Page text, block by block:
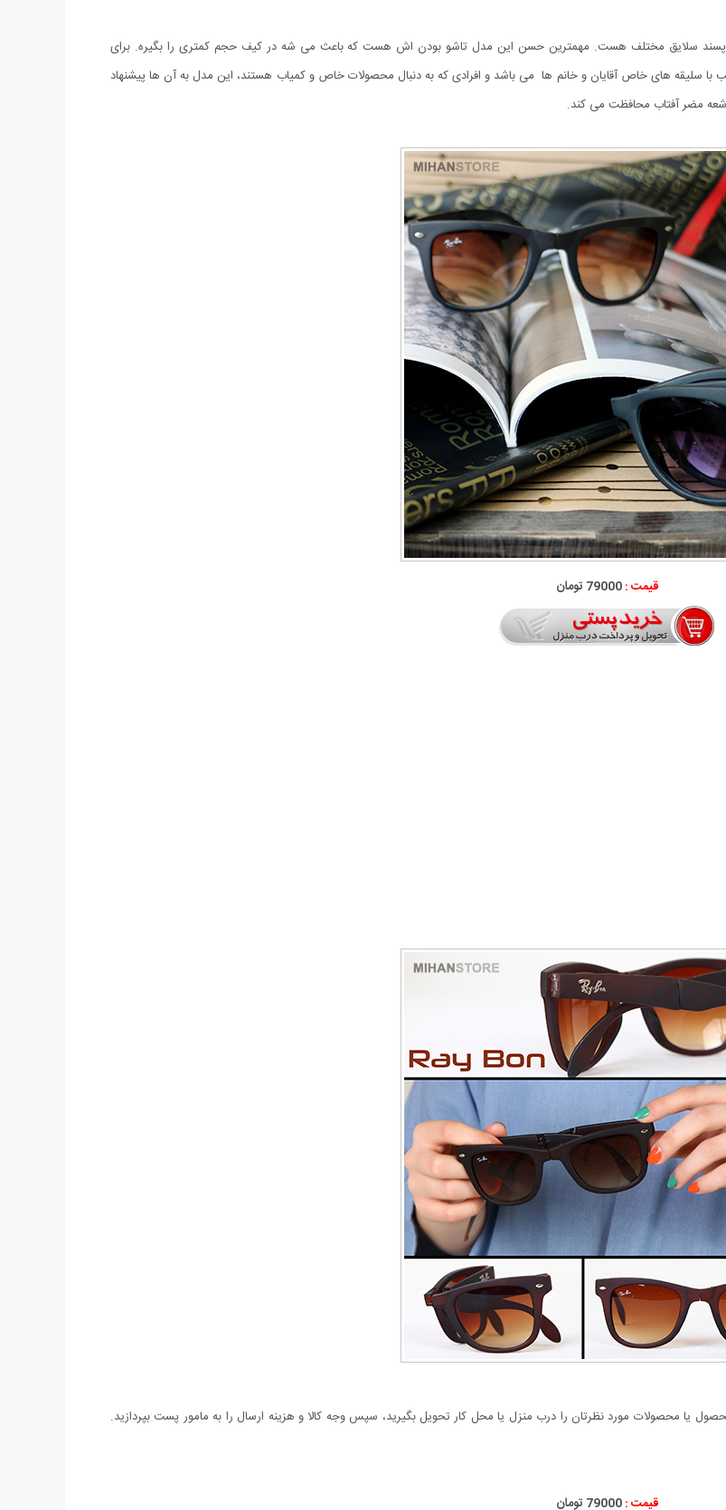
پسند سلایق مختلف هست. مهمترین حسن این مدل تاشو بودن اش هست که باعث می شه در کیف حجم کمتری را بگیره. برای
سلیقه های خاص آقایان و خانم ها می باشد و افرادی که به دنبال محصولات خاص و کمیاب هستند، این مدل به آن ها پیشنهاد
قیمت :79000 تومان
یا محصولات مورد نظرتان را درب منزل یا محل کار تحویل بگیرید، سپس وجه کالا و هزینه ارسال را به مامور پست بپردازید.
قیمت :79000 تومان